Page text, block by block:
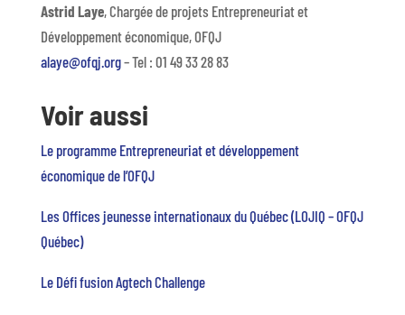
Astrid Laye, Chargée de projets Entrepreneuriat et
Développement économique, OFQJ
alaye@ofqj.org– Tel : 01 49 33 28 83
Voir aussi
Le programme Entrepreneuriat et développement
économique de l’OFQJ
Les Offices jeunesse internationaux du Québec (LOJIQ – OFQJ
Québec)
Le Défi fusion Agtech Challenge